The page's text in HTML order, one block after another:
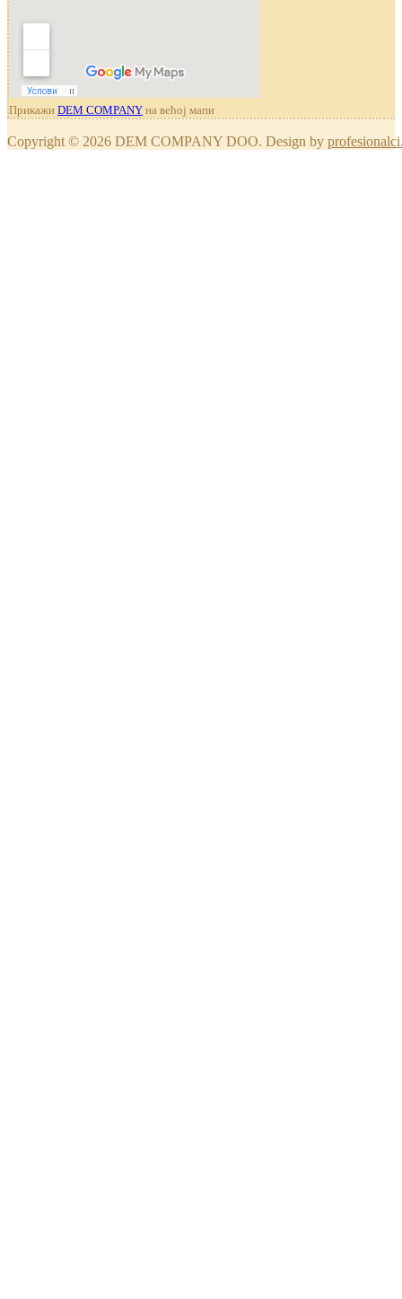
Прикажи DEM COMPANY на већој мапи
Copyright © 2026 DEM COMPANY DOO. Design by